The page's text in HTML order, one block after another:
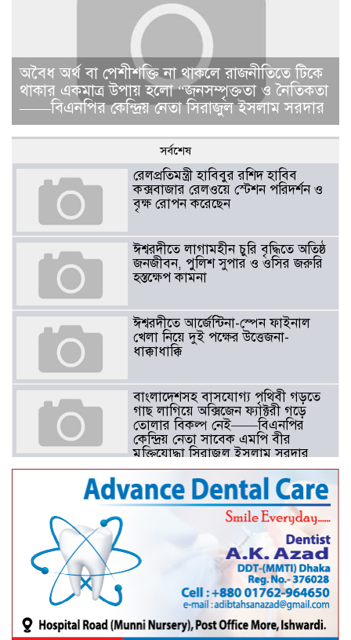
​​অবৈধ অর্থ বা পেশীশক্তি না থাকলে রাজনীতিতে টিকে
থাকার একমাত্র উপায় হলো “জনসম্পৃক্ততা ও নৈতিকতা
——বিএনপির কেন্দ্রিয় নেতা সিরাজুল ইসলাম সরদার
সর্বশেষ
রেলপ্রতিমন্ত্রী হাবিবুর রশিদ হাবিব
কক্সবাজার রেলওয়ে স্টেশন পরিদর্শন ও
বৃক্ষ রোপন করেছেন
ঈশ্বরদীতে লাগামহীন চুরি বৃদ্ধিতে অতিষ্ঠ
জনজীবন, পুলিশ সুপার ও ওসির জরুরি
হস্তক্ষেপ কামনা ​
ঈশ্বরদীতে আর্জেন্টিনা-স্পেন ফাইনাল
খেলা নিয়ে দুই পক্ষের উত্তেজনা-
ধাক্কাধাক্কি
বাংলাদেশসহ বাসযোগ্য পৃথিবী গড়তে
গাছ লাগিয়ে অক্সিজেন ফ্যাক্টরী গড়ে
তোলার বিকল্প নেই——বিএনপির
কেন্দ্রিয় নেতা সাবেক এমপি বীর
মুক্তিযোদ্ধা সিরাজুল ইসলাম সরদার
আটঘরিয়ায় বিএনপি নেতার ভাতিজাকে ছাত্রলীগের সাধারণ
​​অবৈধ অর্থ বা পেশীশক্তি না থাকলে
রাজনীতিতে টিকে থাকার একমাত্র উপায়
হলো “জনসম্পৃক্ততা ও নৈতিকতা——
বিএনপির কেন্দ্রিয় নেতা সিরাজুল ইসলাম